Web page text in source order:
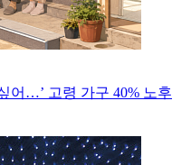
어…’ 고령 가구 40% 노후